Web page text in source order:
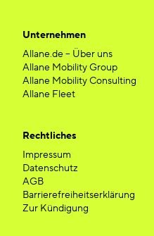
Unternehmen
Allane.de – Über uns
Allane Mobility Group
Allane Mobility Consulting
Allane Fleet
Rechtliches
Impressum
Datenschutz
AGB
Barrierefreiheitserklärung
Zur Kündigung